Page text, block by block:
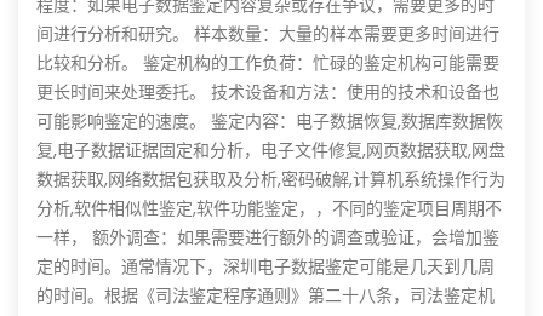
间进行分析和研究。 样本数量：大量的样本需要更多时间进行
比较和分析。 鉴定机构的工作负荷：忙碌的鉴定机构可能需要
更长时间来处理委托。 技术设备和方法：使用的技术和设备也
可能影响鉴定的速度。 鉴定内容：电子数据恢复,数据库数据恢
复,电子数据证据固定和分析，电子文件修复,网页数据获取,网盘
数据获取,网络数据包获取及分析,密码破解,计算机系统操作行为
分析,软件相似性鉴定,软件功能鉴定，，不同的鉴定项目周期不
一样， 额外调查：如果需要进行额外的调查或验证，会增加鉴
定的时间。通常情况下，深圳电子数据鉴定可能是几天到几周
的时间。根据《司法鉴定程序通则》第二十八条，司法鉴定机